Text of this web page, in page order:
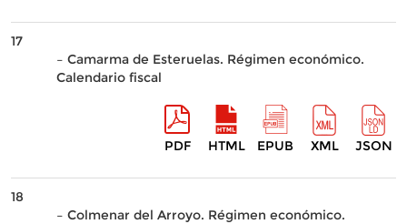
17
– Camarma de Esteruelas. Régimen económico.
Calendario fiscal
PDF HTML EPUB XML JSON
18
– Colmenar del Arroyo. Régimen económico.